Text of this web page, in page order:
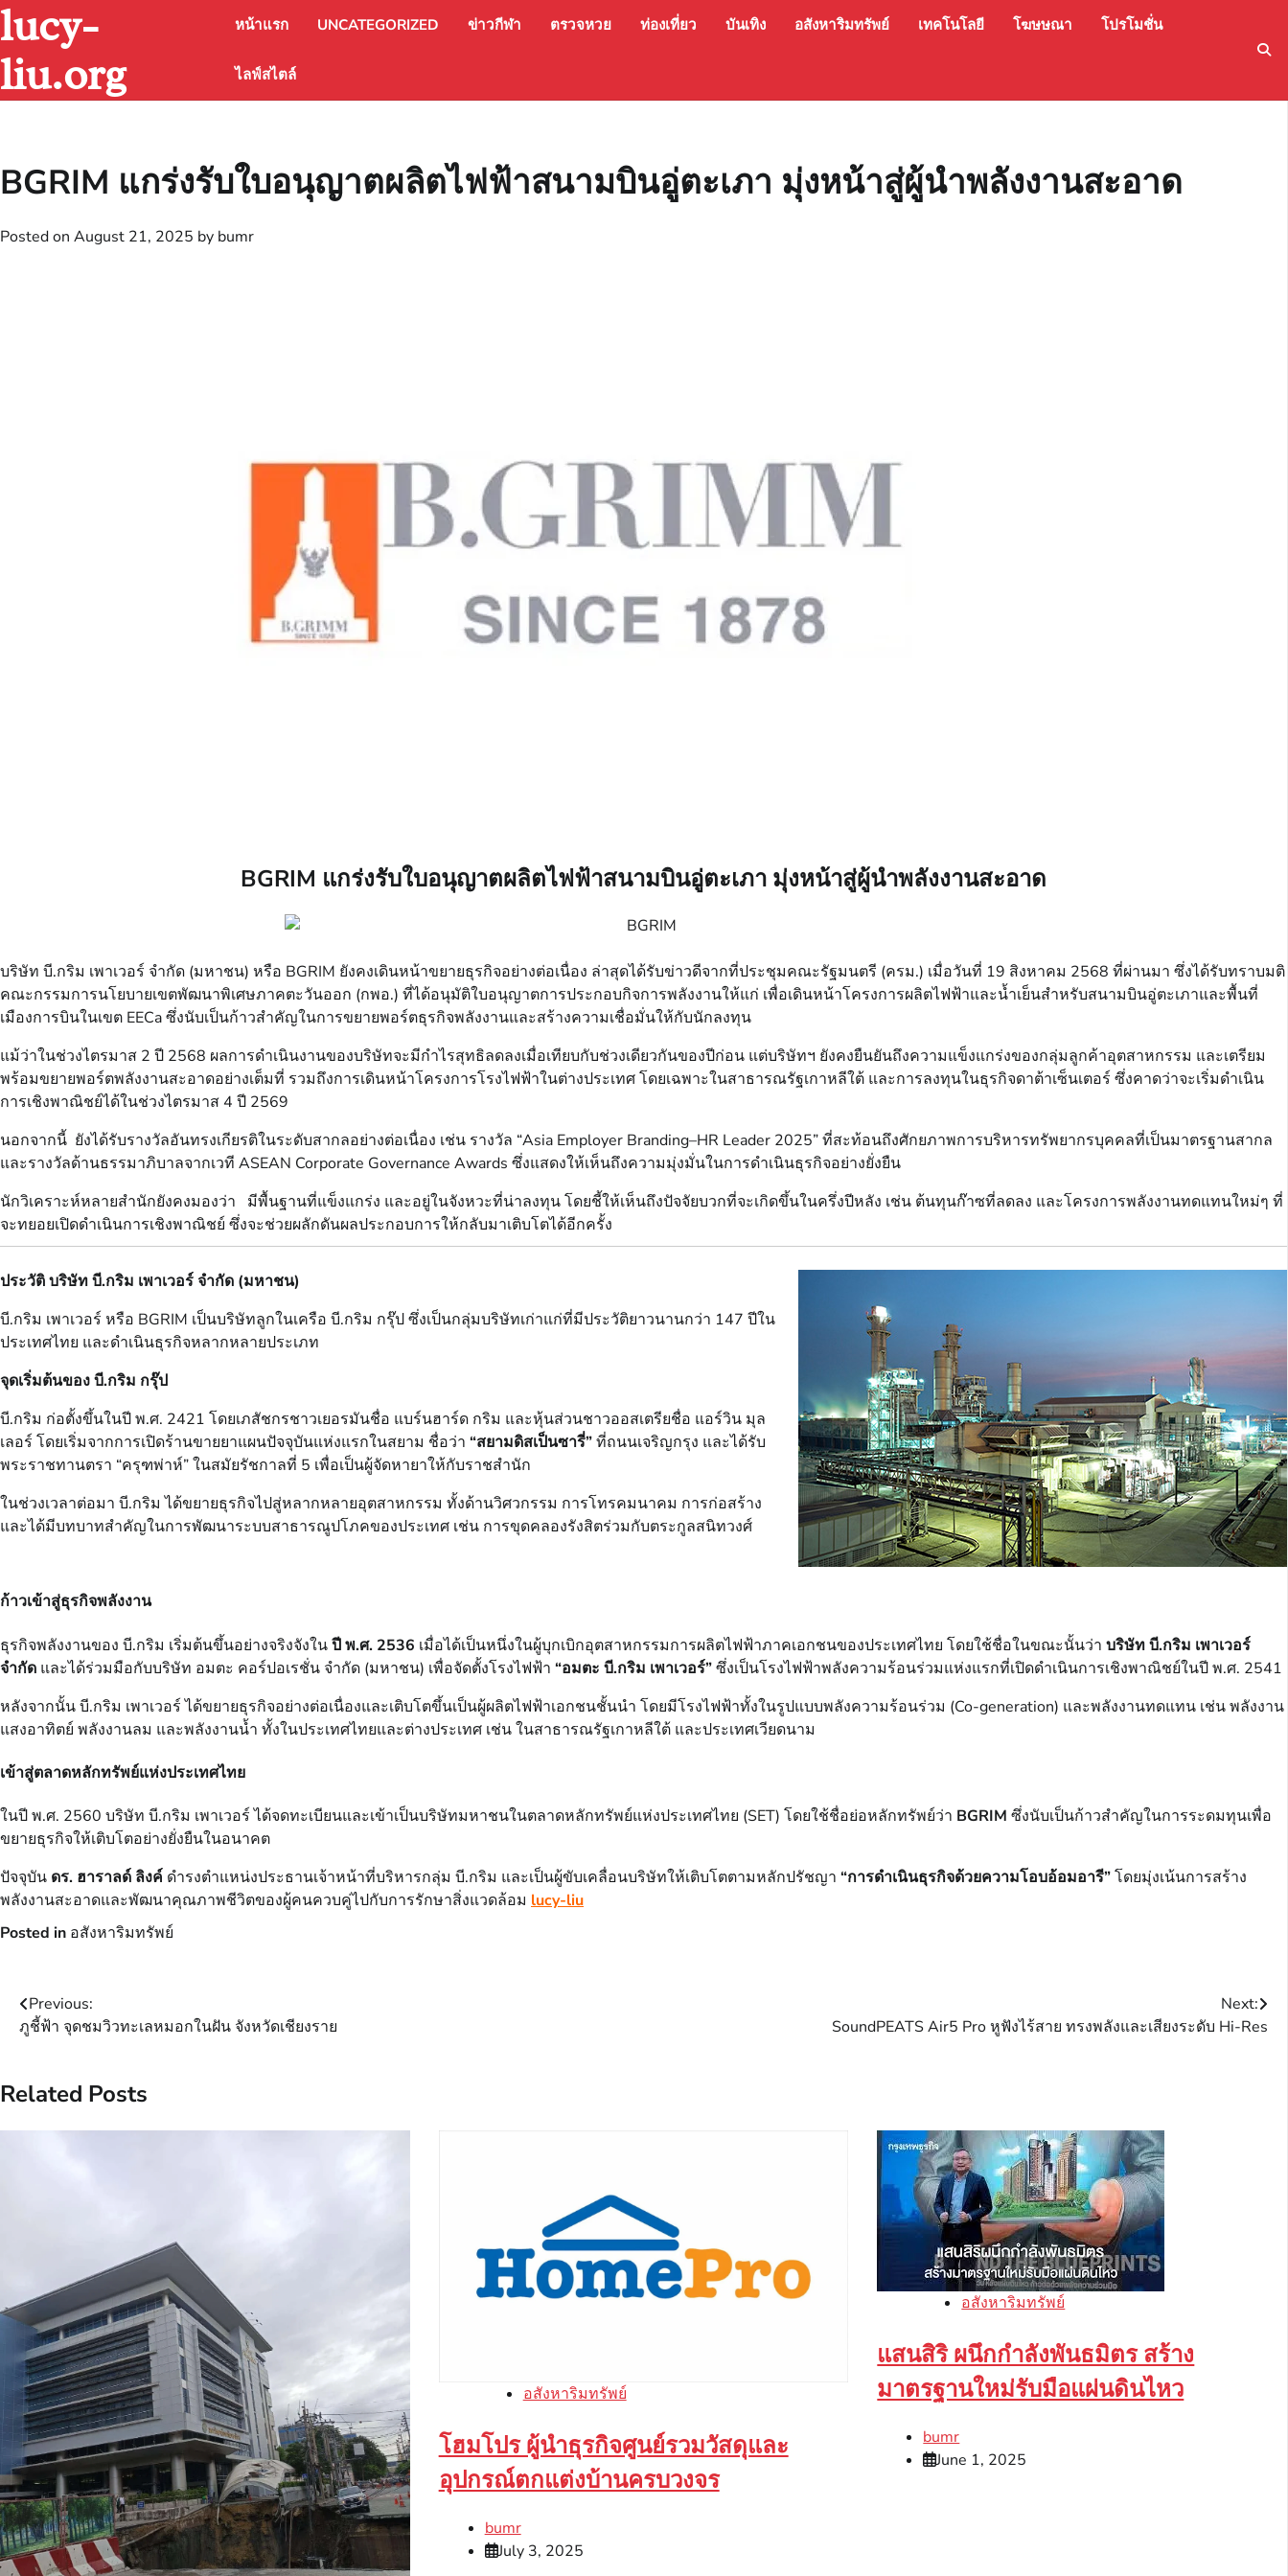
Skip
to
content
lucy-
liu.org
หน้าแรก UNCATEGORIZED ข่าวกีฬา ตรวจหวย ท่องเที่ยว บันเทิง อสังหาริมทรัพย์ เทคโนโลยี โฆษษณา โปรโมชั่น
ไลฟ์สไตล์
BGRIM แกร่งรับใบอนุญาตผลิตไฟฟ้าสนามบินอู่ตะเภา มุ่งหน้าสู่ผู้นำพลังงานสะอาด
Posted on August 21, 2025 by bumr
BGRIM แกร่งรับใบอนุญาตผลิตไฟฟ้าสนามบินอู่ตะเภา มุ่งหน้าสู่ผู้นำพลังงานสะอาด
บริษัท บี.กริม เพาเวอร์ จำกัด (มหาชน) หรือ BGRIM ยังคงเดินหน้าขยายธุรกิจอย่างต่อเนื่อง ล่าสุดได้รับข่าวดีจากที่ประชุมคณะรัฐมนตรี (ครม.) เมื่อวันที่ 19 สิงหาคม 2568 ที่ผ่านมา ซึ่งได้รับทราบมติ
คณะกรรมการนโยบายเขตพัฒนาพิเศษภาคตะวันออก (กพอ.) ที่ได้อนุมัติใบอนุญาตการประกอบกิจการพลังงานให้แก่ เพื่อเดินหน้าโครงการผลิตไฟฟ้าและน้ำเย็นสำหรับสนามบินอู่ตะเภาและพื้นที่
เมืองการบินในเขต EECa ซึ่งนับเป็นก้าวสำคัญในการขยายพอร์ตธุรกิจพลังงานและสร้างความเชื่อมั่นให้กับนักลงทุน
แม้ว่าในช่วงไตรมาส 2 ปี 2568 ผลการดำเนินงานของบริษัทจะมีกำไรสุทธิลดลงเมื่อเทียบกับช่วงเดียวกันของปีก่อน แต่บริษัทฯ ยังคงยืนยันถึงความแข็งแกร่งของกลุ่มลูกค้าอุตสาหกรรม และเตรียม
พร้อมขยายพอร์ตพลังงานสะอาดอย่างเต็มที่ รวมถึงการเดินหน้าโครงการโรงไฟฟ้าในต่างประเทศ โดยเฉพาะในสาธารณรัฐเกาหลีใต้ และการลงทุนในธุรกิจดาต้าเซ็นเตอร์ ซึ่งคาดว่าจะเริ่มดำเนิน
การเชิงพาณิชย์ได้ในช่วงไตรมาส 4 ปี 2569
นอกจากนี้ ยังได้รับรางวัลอันทรงเกียรติในระดับสากลอย่างต่อเนื่อง เช่น รางวัล “Asia Employer Branding–HR Leader 2025” ที่สะท้อนถึงศักยภาพการบริหารทรัพยากรบุคคลที่เป็นมาตรฐานสากล
และรางวัลด้านธรรมาภิบาลจากเวที ASEAN Corporate Governance Awards ซึ่งแสดงให้เห็นถึงความมุ่งมั่นในการดำเนินธุรกิจอย่างยั่งยืน
นักวิเคราะห์หลายสำนักยังคงมองว่า มีพื้นฐานที่แข็งแกร่ง และอยู่ในจังหวะที่น่าลงทุน โดยชี้ให้เห็นถึงปัจจัยบวกที่จะเกิดขึ้นในครึ่งปีหลัง เช่น ต้นทุนก๊าซที่ลดลง และโครงการพลังงานทดแทนใหม่ๆ ที่
จะทยอยเปิดดำเนินการเชิงพาณิชย์ ซึ่งจะช่วยผลักดันผลประกอบการให้กลับมาเติบโตได้อีกครั้ง
ประวัติ บริษัท บี.กริม เพาเวอร์ จำกัด (มหาชน)
บี.กริม เพาเวอร์ หรือ BGRIM เป็นบริษัทลูกในเครือ บี.กริม กรุ๊ป ซึ่งเป็นกลุ่มบริษัทเก่าแก่ที่มีประวัติยาวนานกว่า 147 ปีใน
ประเทศไทย และดำเนินธุรกิจหลากหลายประเภท
จุดเริ่มต้นของ บี.กริม กรุ๊ป
บี.กริม ก่อตั้งขึ้นในปี พ.ศ. 2421 โดยเภสัชกรชาวเยอรมันชื่อ แบร์นฮาร์ด กริม และหุ้นส่วนชาวออสเตรียชื่อ แอร์วิน มุล
เลอร์ โดยเริ่มจากการเปิดร้านขายยาแผนปัจจุบันแห่งแรกในสยาม ชื่อว่า “สยามดิสเป็นซารี่”ที่ถนนเจริญกรุง และได้รับ
พระราชทานตรา “ครุฑพ่าห์” ในสมัยรัชกาลที่ 5 เพื่อเป็นผู้จัดหายาให้กับราชสำนัก
ในช่วงเวลาต่อมา บี.กริม ได้ขยายธุรกิจไปสู่หลากหลายอุตสาหกรรม ทั้งด้านวิศวกรรม การโทรคมนาคม การก่อสร้าง
และได้มีบทบาทสำคัญในการพัฒนาระบบสาธารณูปโภคของประเทศ เช่น การขุดคลองรังสิตร่วมกับตระกูลสนิทวงศ์
ก้าวเข้าสู่ธุรกิจพลังงาน
ธุรกิจพลังงานของ บี.กริม เริ่มต้นขึ้นอย่างจริงจังในปี พ.ศ. 2536 เมื่อได้เป็นหนึ่งในผู้บุกเบิกอุตสาหกรรมการผลิตไฟฟ้าภาคเอกชนของประเทศไทย โดยใช้ชื่อในขณะนั้นว่า บริษัท บี.กริม เพาเวอร์
จำกัด และได้ร่วมมือกับบริษัท อมตะ คอร์ปอเรชั่น จำกัด (มหาชน) เพื่อจัดตั้งโรงไฟฟ้า “อมตะ บี.กริม เพาเวอร์”ซึ่งเป็นโรงไฟฟ้าพลังความร้อนร่วมแห่งแรกที่เปิดดำเนินการเชิงพาณิชย์ในปี พ.ศ. 2541
หลังจากนั้น บี.กริม เพาเวอร์ ได้ขยายธุรกิจอย่างต่อเนื่องและเติบโตขึ้นเป็นผู้ผลิตไฟฟ้าเอกชนชั้นนำ โดยมีโรงไฟฟ้าทั้งในรูปแบบพลังความร้อนร่วม (Co-generation) และพลังงานทดแทน เช่น พลังงาน
แสงอาทิตย์ พลังงานลม และพลังงานน้ำ ทั้งในประเทศไทยและต่างประเทศ เช่น ในสาธารณรัฐเกาหลีใต้ และประเทศเวียดนาม
เข้าสู่ตลาดหลักทรัพย์แห่งประเทศไทย
ในปี พ.ศ. 2560 บริษัท บี.กริม เพาเวอร์ ได้จดทะเบียนและเข้าเป็นบริษัทมหาชนในตลาดหลักทรัพย์แห่งประเทศไทย (SET) โดยใช้ชื่อย่อหลักทรัพย์ว่า BGRIM ซึ่งนับเป็นก้าวสำคัญในการระดมทุนเพื่อ
ขยายธุรกิจให้เติบโตอย่างยั่งยืนในอนาคต
ปัจจุบัน ดร. ฮาราลด์ ลิงค์ ดำรงตำแหน่งประธานเจ้าหน้าที่บริหารกลุ่ม บี.กริม และเป็นผู้ขับเคลื่อนบริษัทให้เติบโตตามหลักปรัชญา “การดำเนินธุรกิจด้วยความโอบอ้อมอารี”โดยมุ่งเน้นการสร้าง
พลังงานสะอาดและพัฒนาคุณภาพชีวิตของผู้คนควบคู่ไปกับการรักษาสิ่งแวดล้อม lucy-liu
Posted in อสังหาริมทรัพย์
Post
navigation
Previous:
ภูชี้ฟ้า จุดชมวิวทะเลหมอกในฝัน จังหวัดเชียงราย
Next:
SoundPEATS Air5 Pro หูฟังไร้สาย ทรงพลังและเสียงระดับ Hi-Res
Related Posts
อสังหาริมทรัพย์
โฮมโปร ผู้นำธุรกิจศูนย์รวมวัสดุและ
อุปกรณ์ตกแต่งบ้านครบวงจร
bumr
July 3, 2025
อสังหาริมทรัพย์
แสนสิริ ผนึกกำลังพันธมิตร สร้าง
มาตรฐานใหม่รับมือแผ่นดินไหว
bumr
June 1, 2025